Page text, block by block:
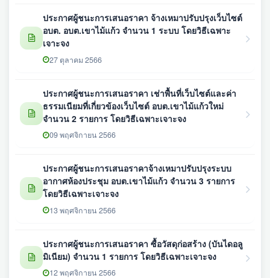
ประกาศผู้ชนะการเสนอราคา จ้างเหมาปรับปรุงเว็บไซต์
อบต. อบต.เขาไม้แก้ว จำนวน 1 ระบบ โดยวิธีเฉพาะ
เจาะจง
27 ตุลาคม 2566
ประกาศผู้ชนะการเสนอราคา เช่าพื้นที่เว็บไซต์และค่า
ธรรมเนียมที่เกี่ยวข้องเว็บไซต์ อบต.เขาไม้แก้วใหม่
จำนวน 2 รายการ โดยวิธีเฉพาะเจาะจง
09 พฤศจิกายน 2566
ประกาศผู้ชนะการเสนอราคาจ้างเหมาปรับปรุงระบบ
อากาศห้องประชุม อบต.เขาไม้แก้ว จำนวน 3 รายการ
โดยวิธีเฉพาะเจาะจง
13 พฤศจิกายน 2566
ประกาศผู้ชนะการเสนอราคา ซื้อวัสดุก่อสร้าง (บันไดอลู
มิเนียม) จำนวน 1 รายการ โดยวิธีเฉพาะเจาะจง
12 พฤศจิกายน 2566